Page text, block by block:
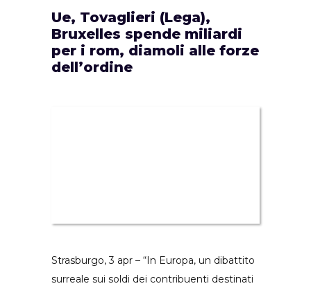
Ue, Tovaglieri (Lega),
Bruxelles spende miliardi
per i rom, diamoli alle forze
dell’ordine
Strasburgo, 3 apr – “In Europa, un dibattito
surreale sui soldi dei contribuenti destinati